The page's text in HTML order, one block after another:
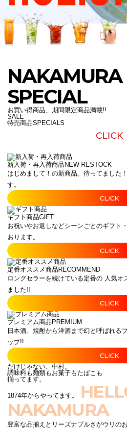
NAKAMURA
SPECIAL
お買い得商品、期間限定商品満載!!
SALE
特売商品SPECIALS
CLICK
新入荷・再入荷商品 NEW-RESTOCK
はじめまして！の新商品。待ってました
す。
CLICK
ギフト商品GIFT
お祝いやお返しなどシーンごとのギフト
おります。
CLICK
定番オススメ商品 RECOMMEND
ロングセラーを続けている定番の 人気オ
ました!!
CLICK
プレミアム商品 PREMIUM
日本酒、焼酎から洋酒まで幻と呼ばれる
ップ!!
CLICK
だけじゃない、中村。
調味料も麺類もお菓子もたばこも
揃ってます。
1874年からやってます。
NAKAMURA
豊富な品揃えとリーズナブルさがウリの